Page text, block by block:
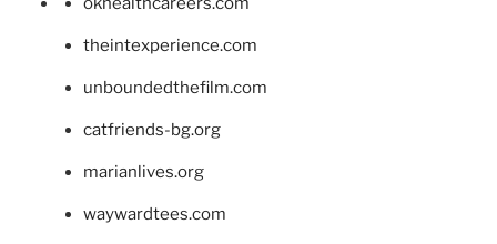
theintexperience.com
unboundedthefilm.com
catfriends-bg.org
marianlives.org
waywardtees.com